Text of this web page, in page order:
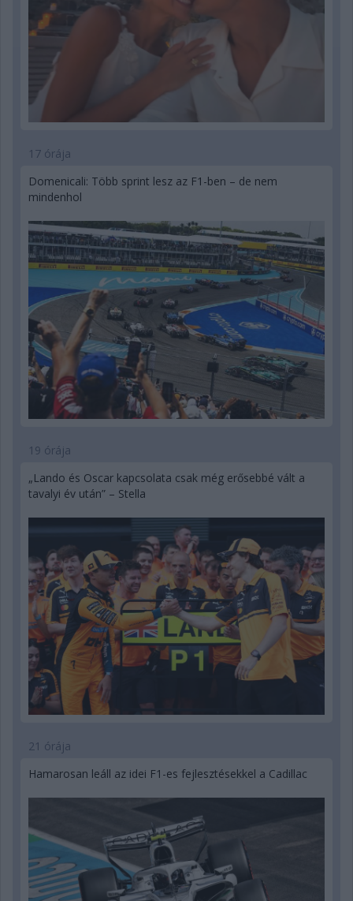
17 órája
Domenicali: Több sprint lesz az F1-ben – de nem
mindenhol
19 órája
„Lando és Oscar kapcsolata csak még erősebbé vált a
tavalyi év után” – Stella
21 órája
Hamarosan leáll az idei F1-es fejlesztésekkel a Cadillac